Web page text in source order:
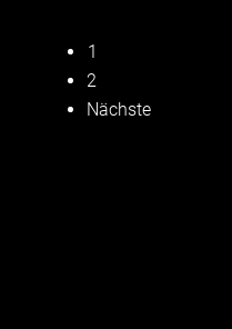
SEITENNUMMERIERUNG
DER
1
2
Nächste